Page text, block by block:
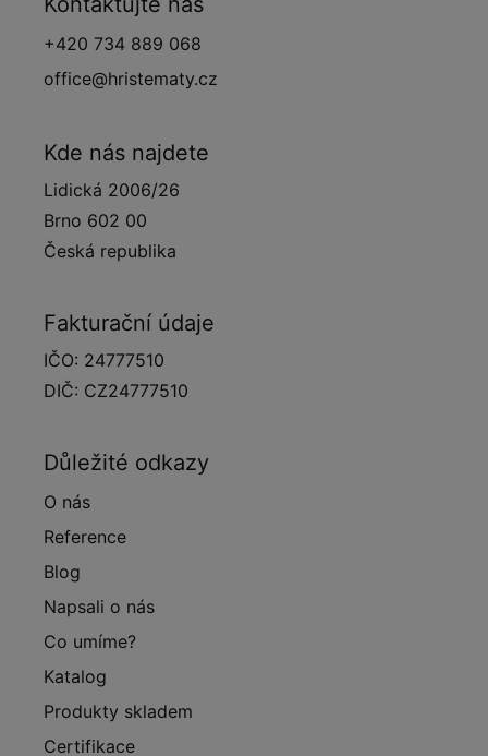
+420 734 889 068
office@hristematy.cz
Kde nás najdete
Lidická 2006/26
Brno 602 00
Česká republika
Fakturační údaje
IČO: 24777510
DIČ: CZ24777510
Důležité odkazy
O nás
Reference
Blog
Napsali o nás
Co umíme?
Katalog
Produkty skladem
Certifikace